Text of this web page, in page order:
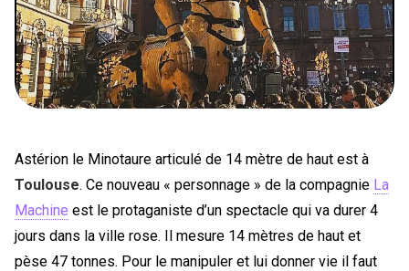
SOUTENEZ KULTT
Astérion le Minotaure articulé de 14 mètre de haut est à
Toulouse. Ce nouveau « personnage » de la compagnie La
Machine est le protaganiste d’un spectacle qui va durer 4
jours dans la ville rose. Il mesure 14 mètres de haut et
pèse 47 tonnes. Pour le manipuler et lui donner vie il faut